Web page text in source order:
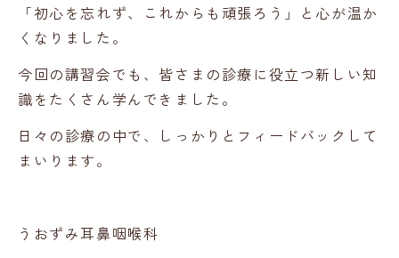
「初心を忘れず、これからも頑張ろう」と心が温か
くなりました。
今回の講習会でも、皆さまの診療に役立つ新しい知
識をたくさん学んできました。
日々の診療の中で、しっかりとフィードバックして
まいります。
うおずみ耳鼻咽喉科